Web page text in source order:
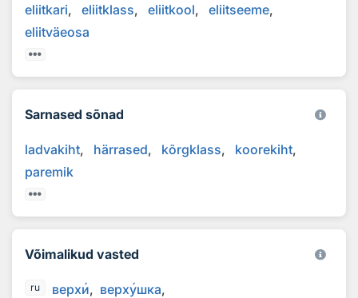
eliitkari eliitklass eliitkool
eliitseeme
eliitväeosa
Sarnased sõnad
ladvakiht härrased kõrgklass
koorekiht
paremik
Võimalikud vasted
ru верхи верхушка